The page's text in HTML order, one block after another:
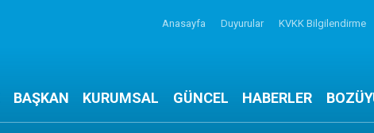
Anasayfa Duyurular KVKK Bilgilendirme
BAŞKAN KURUMSAL GÜNCEL HABERLER